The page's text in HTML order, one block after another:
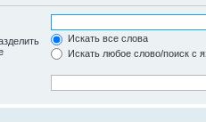
Искать все слова
Искать любое слово/поиск с